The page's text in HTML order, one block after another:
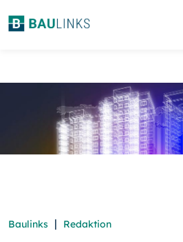
Baulinks | Redaktion